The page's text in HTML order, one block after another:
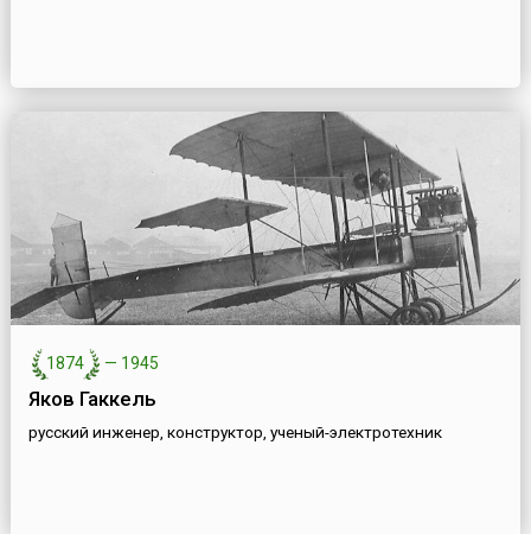
1874 — 1945
Яков Гаккель
русский инженер, конструктор, ученый-электротехник